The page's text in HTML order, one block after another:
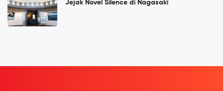
Jejak Novel Silence di Nagasaki